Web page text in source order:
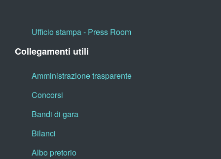
Ufficio stampa - Press Room
Collegamenti utili
Amministrazione trasparente
Concorsi
Bandi di gara
Bilanci
Albo pretorio